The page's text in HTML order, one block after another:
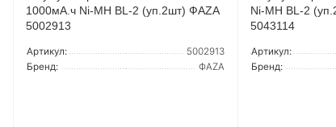
1000мА.ч Ni-MH BL-2 (уп.2шт) ФАZА
5002913
Артикул:
5002913
Бренд:
ФАZА
Ni-MH BL-2
5043114
Артикул:
Бренд: